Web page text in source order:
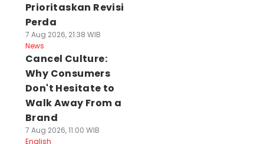
Prioritaskan Revisi
Perda
7 Aug 2026, 21:38 WIB
News
Cancel Culture:
Why Consumers
Don't Hesitate to
Walk Away From a
Brand
7 Aug 2026, 11:00 WIB
English